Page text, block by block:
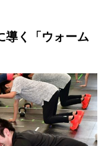
く「ウォーム